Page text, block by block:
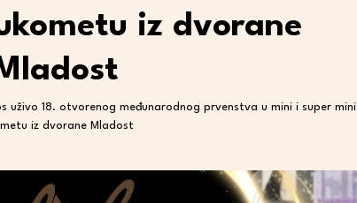
iz dvorane
uživo 18. otvorenog međunarodnog prvenstva u mini i super mini
iz dvorane Mladost